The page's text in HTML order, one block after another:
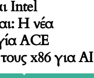
Intel
Η νέα
ACE
x86 για AI